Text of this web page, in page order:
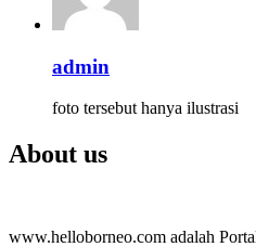
admin
foto tersebut hanya ilustrasi
About us
www.helloborneo.com adalah